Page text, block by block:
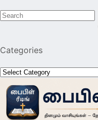
results
Categories
Categories